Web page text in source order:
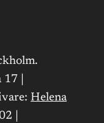
|
Helena
|